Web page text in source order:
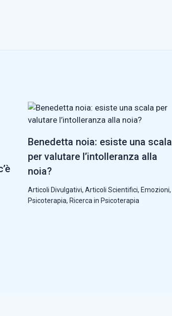
Benedetta noia: esiste una scala
per valutare l’intolleranza alla
noia?
Articoli Divulgativi, Articoli Scientifici, Emozioni,
Psicoterapia, Ricerca in Psicoterapia